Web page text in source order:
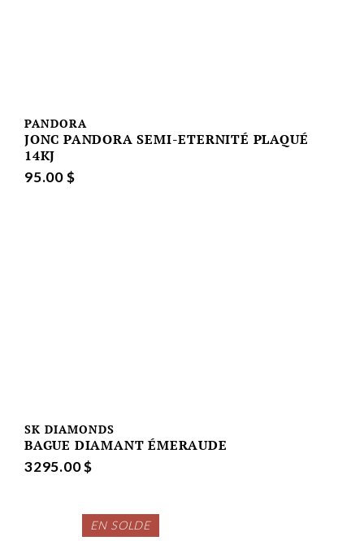
PANDORA
JONC PANDORA SEMI-ETERNITÉ PLAQUÉ
14KJ
95.00 $
SK DIAMONDS
BAGUE DIAMANT ÉMERAUDE
3295.00 $
EN SOLDE